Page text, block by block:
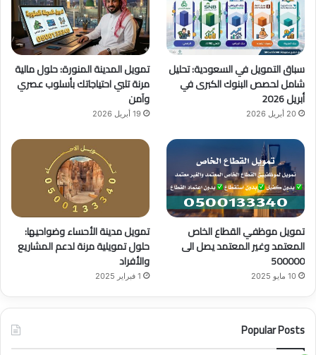
ك
u
b
e
ر
ا
م
سباق التمويل في السعودية: تحليل
شامل لحصص البنوك الكبرى في
أبريل 2026
20 أبريل 2026
تمويل المدينة المنورة: حلول مالية
مرنة تلبي احتياجاتك بأسلوب عصري
وآمن
19 أبريل 2026
تمويل موظفي القطاع الخاص
المعتمد وغير المعتمد يصل الى
500000
10 مايو 2025
تمويل مدينة الأحساء وضواحيها:
حلول تمويلية مرنة لدعم المشاريع
والأفراد
1 فبراير 2025
Popular Posts